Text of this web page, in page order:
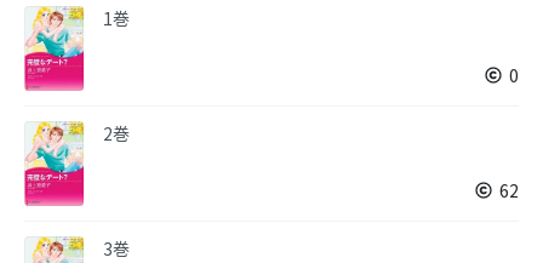
1巻
0
2巻
62
3巻